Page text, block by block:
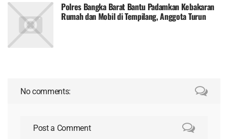
Polres Bangka Barat Bantu Padamkan Kebakaran
Rumah dan Mobil di Tempilang, Anggota Turun
No comments:
Post a Comment